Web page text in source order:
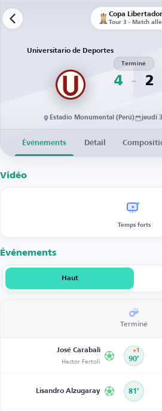
Copa
Tour 3 - Match
Universitario de Deportes
4
Terminé
2
Estadio Monumental (Perú) jeudi
Événements Détail
Vidéo
Temps forts
Événements
Haut
Terminé
José Carabalí
Hector Fertoli 90’
+1
Lisandro Alzugaray 81’